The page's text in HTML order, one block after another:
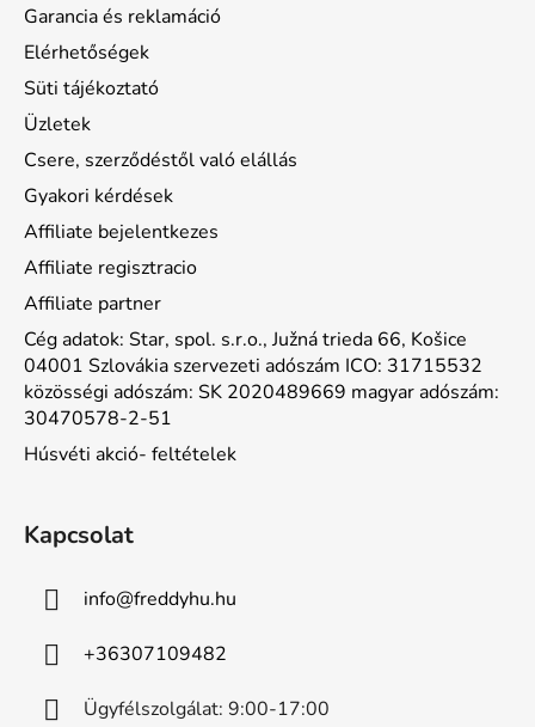
Garancia és reklamáció
Elérhetőségek
Süti tájékoztató
Üzletek
Csere, szerződéstől való elállás
Gyakori kérdések
Affiliate bejelentkezes
Affiliate regisztracio
Affiliate partner
Cég adatok: Star, spol. s.r.o., Južná trieda 66, Košice
04001 Szlovákia szervezeti adószám ICO: 31715532
közösségi adószám: SK 2020489669 magyar adószám:
30470578-2-51
Húsvéti akció- feltételek
Kapcsolat
info@freddyhu.hu
+36307109482
Ügyfélszolgálat: 9:00-17:00